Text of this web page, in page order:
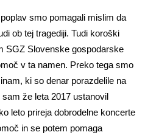
smo pomagali mislim da
ob tej tragediji. Tudi koroški
SGZ Slovenske gospodarske
v ta namen. Preko tega smo
ki so denar porazdelile na
že leta 2017 ustanovil
leto prireja dobrodelne koncerte
in se potem pomaga